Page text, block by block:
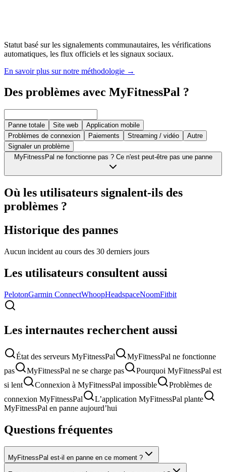
Statut basé sur les signalements communautaires, les vérifications
automatiques, les flux officiels et les signaux sociaux.
En savoir plus sur notre méthodologie →
Des problèmes avec MyFitnessPal ?
Panne totale Site web
Application mobile
Problèmes de connexion
Paiements Streaming / vidéo
Autre
Signaler un problème
MyFitnessPal ne fonctionne pas ? Ce n'est peut-être pas une panne
Où les utilisateurs signalent-ils des
problèmes ?
Historique des pannes
Aucun incident au cours des 30 derniers jours
Les utilisateurs consultent aussi
PelotonGarmin ConnectWhoopHeadspaceNoomFitbit
Les internautes recherchent aussi
État des serveurs MyFitnessPal
MyFitnessPal ne fonctionne
pas
MyFitnessPal ne se charge pas
Pourquoi MyFitnessPal est
si lent
Connexion à MyFitnessPal impossible
Problèmes de
connexion MyFitnessPal
L’application MyFitnessPal plante
MyFitnessPal en panne aujourd’hui
Questions fréquentes
MyFitnessPal est-il en panne en ce moment ?